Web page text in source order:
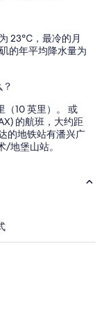
23℃，最冷的月
的年平均降水量为
（10 英里）。 或
的航班，大约距
的地铁站有潘兴广
地堡山站。